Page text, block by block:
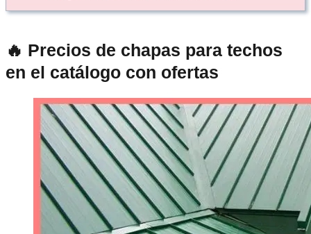
🔥 Precios de chapas para techos
en el catálogo con ofertas